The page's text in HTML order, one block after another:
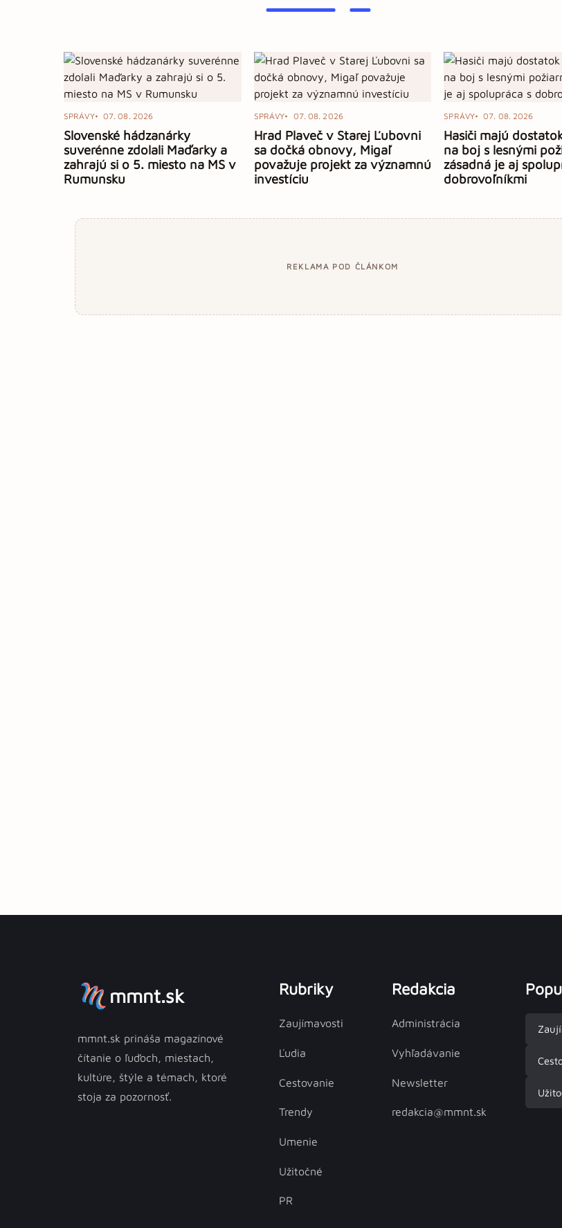
SPRÁVY 07. 08. 2026
Slovenské hádzanárky
suverénne zdolali Maďarky a
zahrajú si o 5. miesto na MS v
Rumunsku
SPRÁVY 07. 08. 2026
Hrad Plaveč v Starej Ľubovni
sa dočká obnovy, Migaľ
považuje projekt za významnú
investíciu
SPRÁVY 07. 08. 2026
Hasiči majú
na boj s lesnými
zásadná je aj
dobrovoľníkmi
REKLAMA POD ČLÁNKOM
mmnt.sk
mmnt.sk prináša magazínové
čítanie o ľuďoch, miestach,
kultúre, štýle a témach, ktoré
stoja za pozornosť.
Rubriky
Zaujímavosti
Ľudia
Cestovanie
Trendy
Umenie
Užitočné
PR
Redakcia
Administrácia
Vyhľadávanie
Newsletter
redakcia@mmnt.sk